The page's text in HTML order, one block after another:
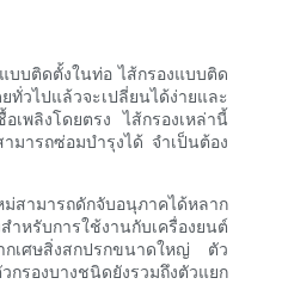
บบติดตั้งในท่อ ไส้กรองแบบติด
วไปแล้วจะเปลี่ยนได้ง่ายและ
เพลิงโดยตรง ไส้กรองเหล่านี้
มารถซ่อมบำรุงได้ จำเป็นต้อง
สามารถดักจับอนุภาคได้หลาก
หรับการใช้งานกับเครื่องยนต์
กเศษสิ่งสกปรกขนาดใหญ่ ตัว
รองบางชนิดยังรวมถึงตัวแยก